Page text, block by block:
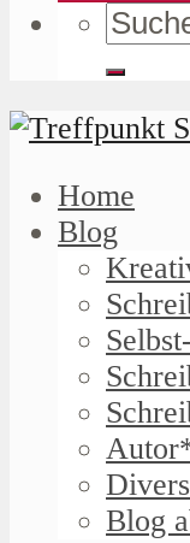
Home
Blog
Blog